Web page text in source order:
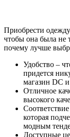
Приобрести
чтобы она была не
почему лучше
Удобство –
придется
магазин DC
Отличное
высокого
которая
модным
Доступные